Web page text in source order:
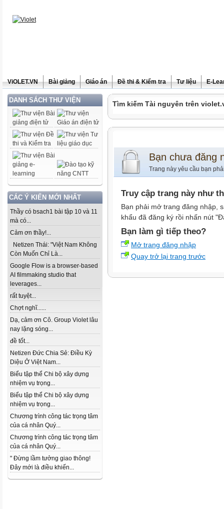
ViOLET.VN Bài giảng Giáo án Đề thi & Kiểm tra Tư liệu E-
DANH SÁCH THƯ VIỆN
CÁC Ý KIẾN MỚI NHẤT
Thầy có bsach1 bài tập 10 và 11
mà có...
Cảm ơn thầy!...
Netizen Thái: "Việt Nam Không
Còn Muốn Chỉ Là...
Google Flow is a browser-based
AI filmmaking studio that
leverages...
rất tuyệt...
Chợt nghĩ......
Dạ, cảm ơn Cô. Group Violet lâu
nay lặng sóng...
đề tốt...
Netizen Đức Chia Sẻ: Điều Kỳ
Diệu Ở Việt Nam...
Biểu tập thể Chi bộ xây dựng
nhiệm vụ trọng...
Biểu tập thể Chi bộ xây dựng
nhiệm vụ trọng...
Chương trình công tác trọng tâm
của cá nhân Quý...
Chương trình công tác trọng tâm
của cá nhân Quý...
" Đừng lầm tưởng giao thông!
Đây mới là điều khiến...
Tìm kiếm Tài nguyên trên
Bạn chưa đăng
Trang này yêu cầu bạn
Truy cập trang này như
Bạn phải mở trang đăng nhập,
khẩu đã đăng ký rồi nhấn nút
Bạn làm gì tiếp theo?
Mở trang đăng nhập
Quay trở lại trang trước